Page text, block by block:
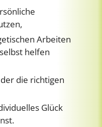
Arbeiten
helfen
die richtigen
Glück